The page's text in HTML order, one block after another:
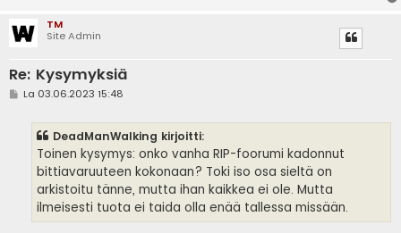
TM
Site Admin
Re: Kysymyksiä
VLa 03.06.2023 15:48
DeadManWalking kirjoitti:
Toinen kysymys: onko vanha RIP-foorumi kadonnut
bittiavaruuteen kokonaan? Toki iso osa sieltä on
arkistoitu tänne, mutta ihan kaikkea ei ole. Mutta
ilmeisesti tuota ei taida olla enää tallessa missään.